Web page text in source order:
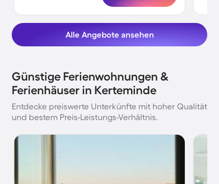
Alle Angebote ansehen
Günstige Ferienwohnungen &
Ferienhäuser in Kerteminde
Entdecke preiswerte Unterkünfte mit hoher Qualität
und bestem Preis-Leistungs-Verhältnis.